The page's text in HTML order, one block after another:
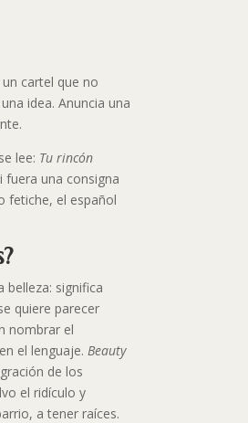
cartel que no
idea. Anuncia una
lee: Tu rincón
fuera una consigna
fetiche, el español
belleza: significa
quiere parecer
nombrar el
el lenguaje.Beauty
de los
el ridículo y
a tener raíces.